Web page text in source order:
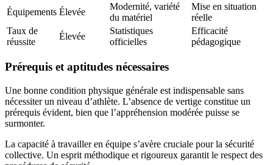
Équipements Élevée
Modernité, variété
du matériel
Mise en situation
réelle
Taux de
réussite
Élevée
Statistiques
officielles
Efficacité
pédagogique
Prérequis et aptitudes nécessaires
Une bonne condition physique générale est indispensable sans
nécessiter un niveau d’athlète. L’absence de vertige constitue un
prérequis évident, bien que l’appréhension modérée puisse se
surmonter.
La capacité à travailler en équipe s’avère cruciale pour la sécurité
collective. Un esprit méthodique et rigoureux garantit le respect des